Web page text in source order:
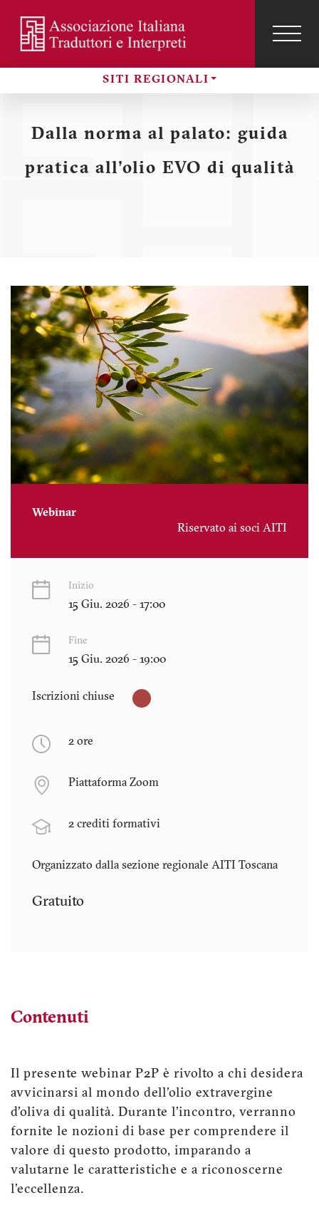
contenuto
principale
SITI REGIONALI
Menu
profilo
utente
Dalla norma al palato: guida
pratica all'olio EVO di qualità
Webinar
Riservato ai soci AITI
Inizio
15 Giu. 2026 - 17:00
Fine
15 Giu. 2026 - 19:00
Iscrizioni chiuse
2 ore
Piattaforma Zoom
2 crediti formativi
Organizzato dalla sezione regionale AITI Toscana
Gratuito
Contenuti
Il presente webinar P2P è rivolto a chi desidera
avvicinarsi al mondo dell'olio extravergine
d'oliva di qualità. Durante l'incontro, verranno
fornite le nozioni di base per comprendere il
valore di questo prodotto, imparando a
valutarne le caratteristiche e a riconoscerne
l'eccellenza.